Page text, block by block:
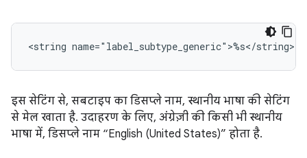
<string name="label_subtype_generic">%s</string>
इस सेटिंग से, सबटाइप का डिसप्ले नाम, स्थानीय भाषा की सेटिंग
से मेल खाता है. उदाहरण के लिए, अंग्रेज़ी की किसी भी स्थानीय
भाषा में, डिसप्ले नाम “English (United States)” होता है.